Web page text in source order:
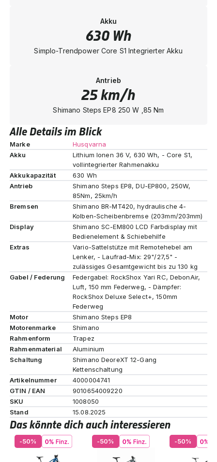
Akku
630 Wh
Simplo-Trendpower Core S1 Integrierter Akku
Antrieb
25 km/h
Shimano Steps EP8 250 W ,85 Nm
Alle Details im Blick
Marke
Husqvarna
Akku
Lithium Ionen 36 V, 630 Wh, - Core S1,
vollintegrierter Rahmenakku
Akkukapazität
630 Wh
Antrieb
Shimano Steps EP8, DU-EP800, 250W,
85Nm, 25km/h
Bremsen
Shimano BR-MT420, hydraulische 4-
Kolben-Scheibenbremse (203mm/203mm)
Display
Shimano SC-EM800 LCD Farbdisplay mit
Bedienelement & Schiebehilfe
Extras
Vario-Sattelstütze mit Remotehebel am
Lenker, - Laufrad-Mix: 29"/27,5" -
zulässiges Gesamtgewicht bis zu 130 kg
Gabel / Federung
Federgabel: RockShox Yari RC, DebonAir,
Luft, 150 mm Federweg, - Dämpfer:
RockShox Deluxe Select+, 150mm
Federweg
Motor
Shimano Steps EP8
Motorenmarke
Shimano
Rahmenform
Trapez
Rahmenmaterial
Aluminium
Schaltung
Shimano DeoreXT 12-Gang
Kettenschaltung
Artikelnummer
4000004741
GTIN / EAN
9010654009220
SKU
1008050
Stand
15.08.2025
Das könnte dich auch interessieren
-50% -50% -50%